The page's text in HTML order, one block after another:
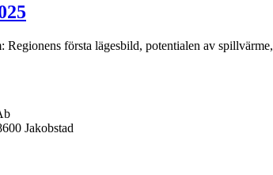
Regionens första lägesbild, potentialen av
Jakobstad